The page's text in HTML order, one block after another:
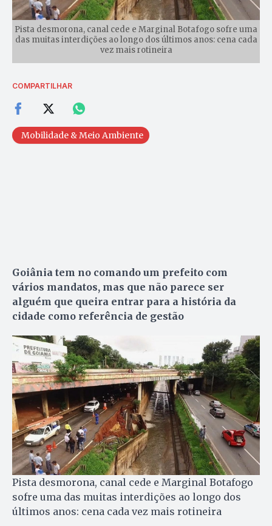
Pista desmorona, canal cede e Marginal Botafogo sofre uma
das muitas interdições ao longo dos últimos anos: cena cada
vez mais rotineira
COMPARTILHAR
Mobilidade & Meio Ambiente
Goiânia tem no comando um prefeito com
vários mandatos, mas que não parece ser
alguém que queira entrar para a história da
cidade como referência de gestão
Pista desmorona, canal cede e Marginal Botafogo
sofre uma das muitas interdições ao longo dos
últimos anos: cena cada vez mais rotineira